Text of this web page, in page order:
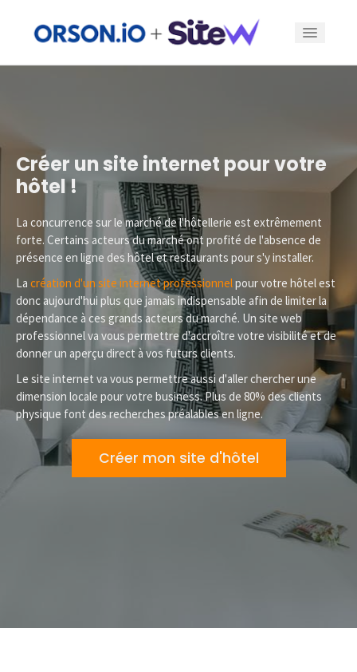
Exemples
Blog
Se connecter
Créer un site
Créer un site internet pour votre
hôtel !
La concurrence sur le marché de l'hôtellerie est extrêmement
forte. Certains acteurs du marché ont profité de l'absence de
présence en ligne des hôtel et restaurants pour s'y installer.
La création d'un site internet professionnelpour votre hôtel est
donc aujourd'hui plus que jamais indispensable afin de limiter la
dépendance à ces grands acteurs du marché. Un site web
professionnel va vous permettre d'accroître votre visibilité et de
donner un aperçu direct à vos futurs clients.
Le site internet va vous permettre aussi d'aller chercher une
dimension locale pour votre business. Plus de 80% des clients
physique font des recherches préalables en ligne.
Créer mon site d'hôtel